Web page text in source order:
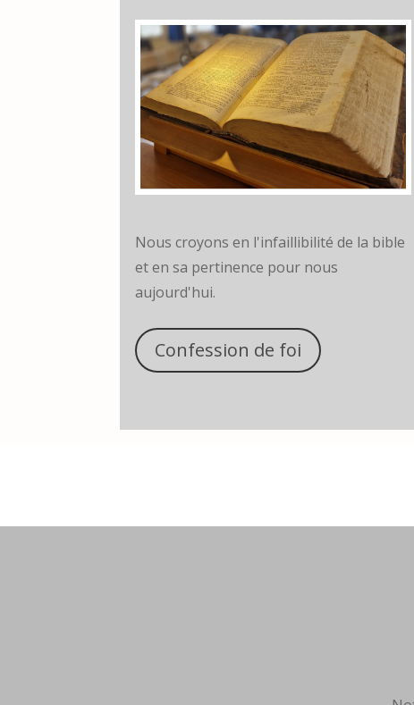
Nous croyons en l'infaillibilité de la bible
et en sa pertinence pour nous
aujourd'hui.
Confession de foi